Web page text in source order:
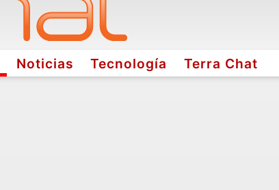
Noticias Tecnología Terra Chat